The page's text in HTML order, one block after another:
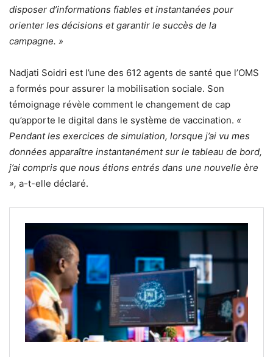
disposer d’informations fiables et instantanées pour
orienter les décisions et garantir le succès de la
campagne. »
Nadjati Soidri est l’une des 612 agents de santé que l’OMS
a formés pour assurer la mobilisation sociale. Son
témoignage révèle comment le changement de cap
qu’apporte le digital dans le système de vaccination. «
Pendant les exercices de simulation, lorsque j’ai vu mes
données apparaître instantanément sur le tableau de bord,
j’ai compris que nous étions entrés dans une nouvelle ère
», a-t-elle déclaré.